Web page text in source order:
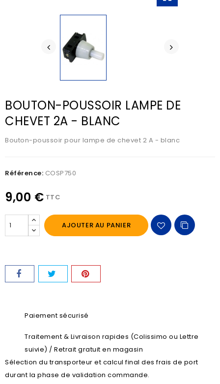
BOUTON-POUSSOIR LAMPE DE
CHEVET 2A - BLANC
Bouton-poussoir pour lampe de chevet 2 A - blanc
Référence: COSP750
9,00 € TTC
AJOUTER AU PANIER
Paiement sécurisé
Traitement & Livraison rapides (Colissimo ou Lettre
suivie) / Retrait gratuit en magasin
Sélection du transporteur et calcul final des frais de port
durant la phase de validation commande.